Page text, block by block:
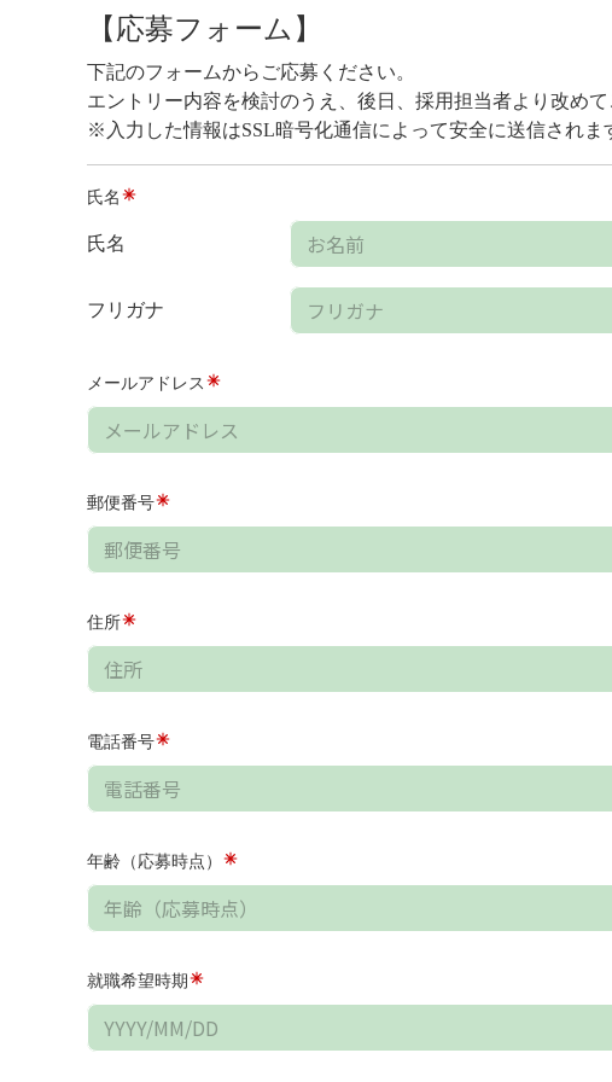
【応募フォーム】
下記のフォームからご応募ください。
エントリー内容を検討のうえ、後日、採用担当者より改めて
※入力した情報はSSL暗号化通信によって安全に送信されま
氏名
氏名
フリガナ
メールアドレス
郵便番号
住所
電話番号
年齢（応募時点）
就職希望時期